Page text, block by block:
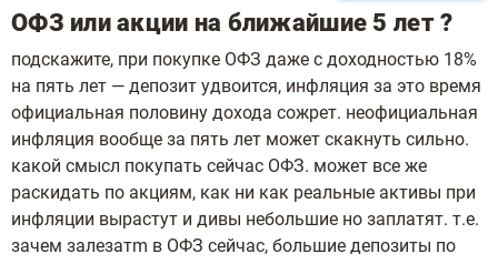
ОФЗ или акции на ближайшие 5 лет ?
подскажите, при покупке ОФЗ даже с доходностью 18%
на пять лет — депозит удвоится, инфляция за это время
официальная половину дохода сожрет. неофициальная
инфляция вообще за пять лет может скакнуть сильно.
какой смысл покупать сейчас ОФЗ. может все же
раскидать по акциям, как ни как реальные активы при
инфляции вырастут и дивы небольшие но заплатят. т.е.
зачем залезатm в ОФЗ сейчас, большие депозиты по